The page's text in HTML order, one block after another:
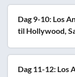
Dag 9-10: Los
til Hollywood,
Dag 11-12: Los